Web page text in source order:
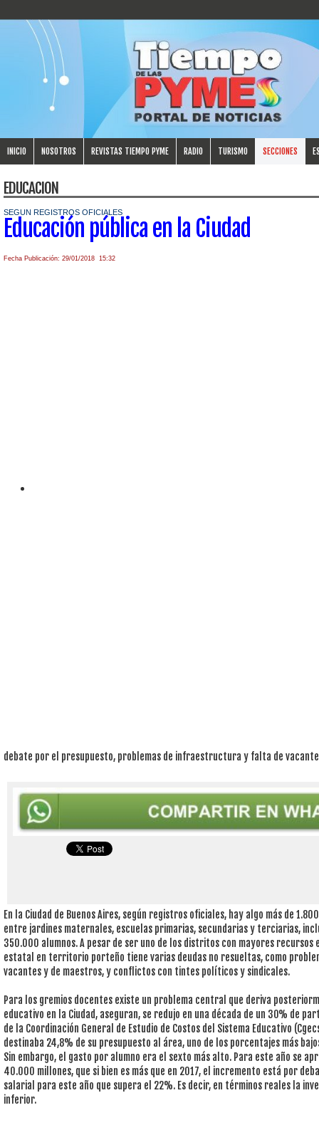
INICIO NOSOTROS REVISTAS TIEMPO PYME RADIO TURISMO SECCIONES
EDUCACION
SEGUN REGISTROS OFICIALES
Educación pública en la Ciudad
Fecha Publicación: 29/01/2018 15:32
debate por el presupuesto, problemas de infraestructura y falta de
En la Ciudad de Buenos Aires, según registros oficiales, hay algo más de
entre jardines maternales, escuelas primarias, secundarias y terciarias,
350.000 alumnos. A pesar de ser uno de los distritos con mayores recursos
estatal en territorio porteño tiene varias deudas no resueltas, como
vacantes y de maestros, y conflictos con tintes políticos y sindicales.
Para los gremios docentes existe un problema central que deriva
educativo en la Ciudad, aseguran, se redujo en una década de un 30% de
de la Coordinación General de Estudio de Costos del Sistema Educativo
destinaba 24,8% de su presupuesto al área, uno de los porcentajes más
Sin embargo, el gasto por alumno era el sexto más alto. Para este año se
40.000 millones, que si bien es más que en 2017, el incremento está por
salarial para este año que supera el 22%. Es decir, en términos reales la
inferior.